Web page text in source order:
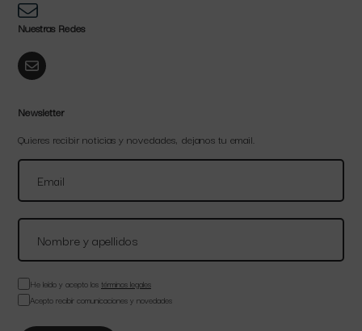
Nuestras Redes
Newsletter
Quieres recibir noticias y novedades, dejanos tu email.
He leído y acepto los términos legales
Acepto recibir comunicaciones y novedades